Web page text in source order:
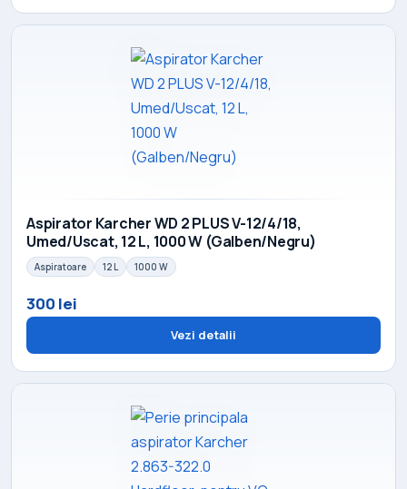
Aspirator Karcher WD 2 PLUS V-12/4/18,
Umed/Uscat, 12 L, 1000 W (Galben/Negru)
Aspiratoare 12 L 1000 W
300 lei
Vezi detalii